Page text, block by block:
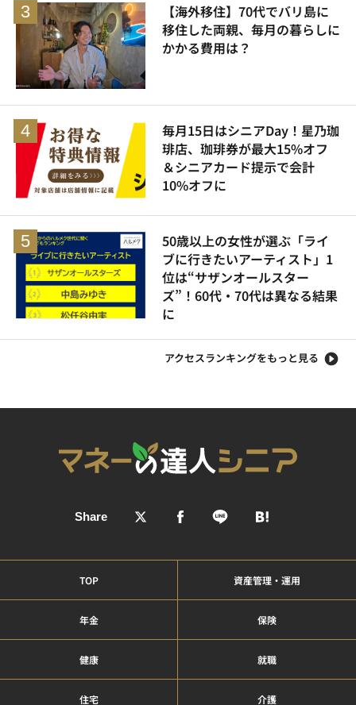
【海外移住】70代でバリ島に
移住した両親、毎月の暮らしに
かかる費用は？
毎月15日はシニアDay！星乃珈
琲店、珈琲券が最大15%オフ
＆シニアカード提示で会計
10%オフに
50歳以上の女性が選ぶ「ライ
ブに行きたいアーティスト」1
位は“サザンオールスター
ズ”！60代・70代は異なる結果
に
アクセスランキングをもっと見る
TOP 資産管理・運用
年金 保険
健康 就職
住宅 介護